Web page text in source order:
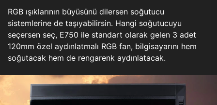
RGB ışıklarının büyüsünü dilersen soğutucu
sistemlerine de taşıyabilirsin. Hangi soğutucuyu
seçersen seç, E750 ile standart olarak gelen 3 adet
120mm özel aydınlatmalı RGB fan, bilgisayarını hem
soğutacak hem de rengarenk aydınlatacak.